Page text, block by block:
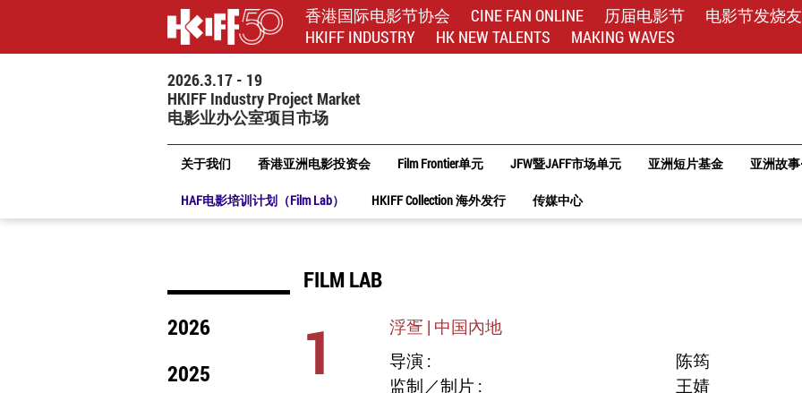
香港国际电影节协会 CINE FAN ONLINE 历届电影节
电影节发烧友
HKIFF INDUSTRY
HK NEW TALENTS MAKING WAVES
2026.3.17 - 19
HKIFF Industry Project Market
电影业办公室项目市场
关于我们 香港亚洲电影投资会 Film Frontier单元 JFW暨JAFF市场单元 亚洲短片基金 亚洲故事
HAF电影培训计划（Film Lab） HKIFF Collection 海外发行 传媒中心
2026
2025
FILM LAB
1
浮疍 | 中国內地
导演 :
陈筠
监制／制片 :
王婧